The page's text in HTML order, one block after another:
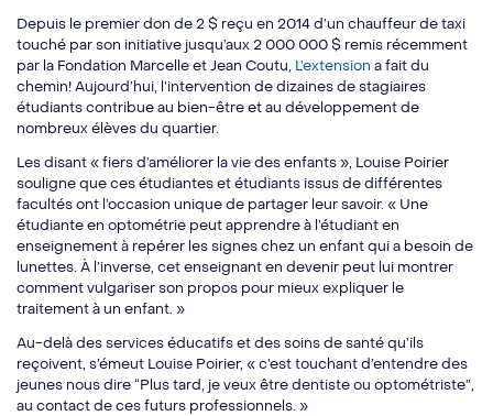
Depuis le premier don de 2 $ reçu en 2014 d’un chauffeur de taxi
touché par son initiative jusqu’aux 2 000 000 $ remis récemment
par la Fondation Marcelle et Jean Coutu, L’extension a fait du
chemin! Aujourd’hui, l’intervention de dizaines de stagiaires
étudiants contribue au bien-être et au développement de
nombreux élèves du quartier.
Les disant « fiers d’améliorer la vie des enfants », Louise Poirier
souligne que ces étudiantes et étudiants issus de différentes
facultés ont l’occasion unique de partager leur savoir. « Une
étudiante en optométrie peut apprendre à l’étudiant en
enseignement à repérer les signes chez un enfant qui a besoin de
lunettes. À l’inverse, cet enseignant en devenir peut lui montrer
comment vulgariser son propos pour mieux expliquer le
traitement à un enfant. »
Au-delà des services éducatifs et des soins de santé qu’ils
reçoivent, s’émeut Louise Poirier, « c’est touchant d’entendre des
jeunes nous dire “Plus tard, je veux être dentiste ou optométriste”,
au contact de ces futurs professionnels. »